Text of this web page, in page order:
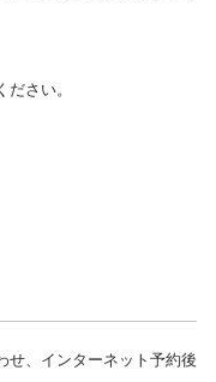
さい。
せ、インターネット予約後